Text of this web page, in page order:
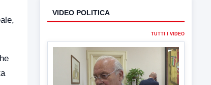
VIDEO POLITICA
TUTTI I VIDEO